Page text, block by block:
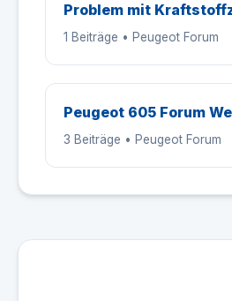
Problem mit
1 Beiträge • Peugeot Forum
Peugeot 605 Forum
3 Beiträge • Peugeot Forum